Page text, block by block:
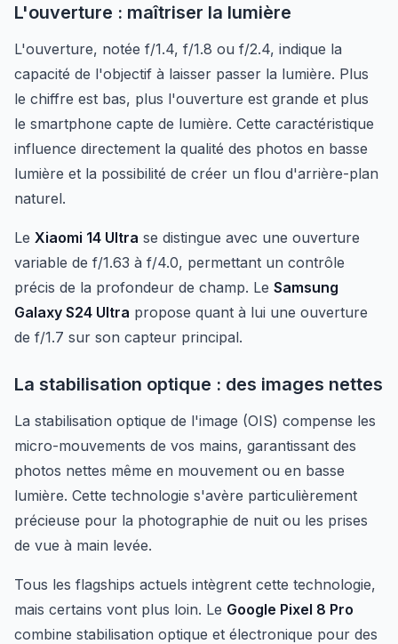
L'ouverture : maîtriser la lumière
L'ouverture, notée f/1.4, f/1.8 ou f/2.4, indique la
capacité de l'objectif à laisser passer la lumière. Plus
le chiffre est bas, plus l'ouverture est grande et plus
le smartphone capte de lumière. Cette caractéristique
influence directement la qualité des photos en basse
lumière et la possibilité de créer un flou d'arrière-plan
naturel.
Le Xiaomi 14 Ultra se distingue avec une ouverture
variable de f/1.63 à f/4.0, permettant un contrôle
précis de la profondeur de champ. Le Samsung
Galaxy S24 Ultra propose quant à lui une ouverture
de f/1.7 sur son capteur principal.
La stabilisation optique : des images nettes
La stabilisation optique de l'image (OIS) compense les
micro-mouvements de vos mains, garantissant des
photos nettes même en mouvement ou en basse
lumière. Cette technologie s'avère particulièrement
précieuse pour la photographie de nuit ou les prises
de vue à main levée.
Tous les flagships actuels intègrent cette technologie,
mais certains vont plus loin. Le Google Pixel 8 Pro
combine stabilisation optique et électronique pour des